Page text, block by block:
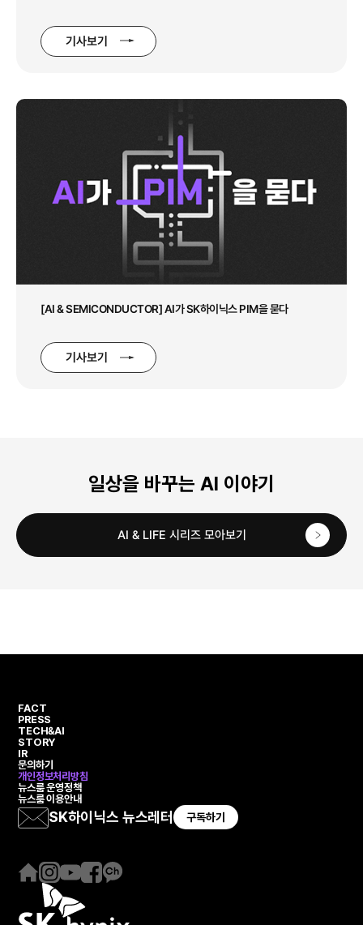
기사보기
[AI & SEMICONDUCTOR] AI가 SK하이닉스 PIM을 묻다
기사보기
일상을 바꾸는 AI 이야기
AI & LIFE 시리즈 모아보기
FACT
PRESS
TECH&AI
STORY
IR
문의하기
개인정보처리방침
뉴스룸 운영정책
뉴스룸 이용안내
SK하이닉스 뉴스레터 구독하기
홈
이
인
스
타
유
튜
브
페
스
카